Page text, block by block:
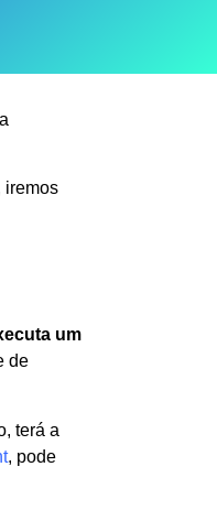
iremos
um
de
terá a
, pode